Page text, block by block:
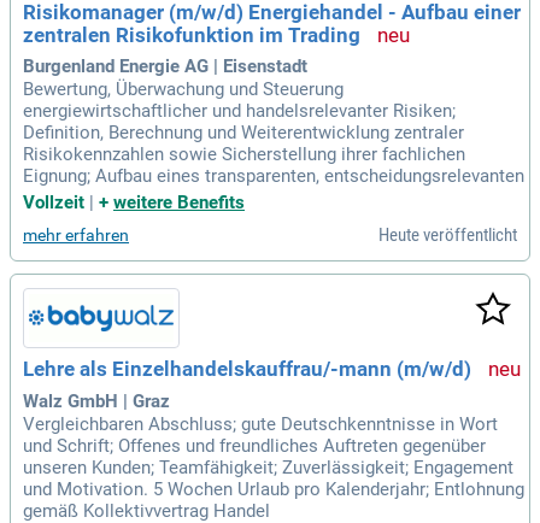
Risikomanager (m/w/d) Energiehandel - Aufbau einer
zentralen Risikofunktion im Trading
Burgenland Energie AG | Eisenstadt
Bewertung, Überwachung und Steuerung
energiewirtschaftlicher und handelsrelevanter Risiken;
Definition, Berechnung und Weiterentwicklung zentraler
Risikokennzahlen sowie Sicherstellung ihrer fachlichen
Eignung; Aufbau eines transparenten, entscheidungsrelevanten
Vollzeit
+ weitere Benefits
mehr erfahren Heute veröffentlicht
Lehre als Einzelhandelskauffrau/-mann (m/w/d)
Walz GmbH | Graz
Vergleichbaren Abschluss; gute Deutschkenntnisse in Wort
und Schrift; Offenes und freundliches Auftreten gegenüber
unseren Kunden; Teamfähigkeit; Zuverlässigkeit; Engagement
und Motivation. 5 Wochen Urlaub pro Kalenderjahr; Entlohnung
gemäß Kollektivvertrag Handel